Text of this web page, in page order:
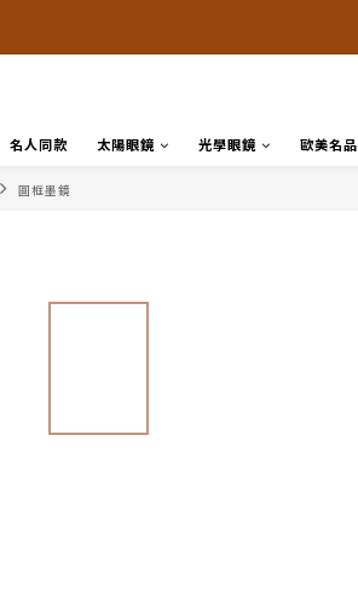
名人同款 太陽眼鏡 光學眼鏡 歐美名品
圓框墨鏡